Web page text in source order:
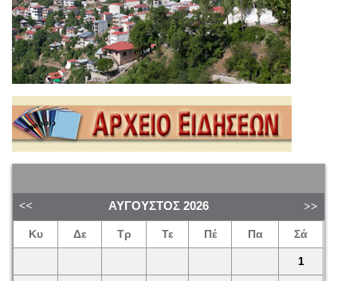
ΑΎΓΟΥΣΤΟΣ 2026
Κυ Δε Τρ Τε Πέ Πα Σά
1